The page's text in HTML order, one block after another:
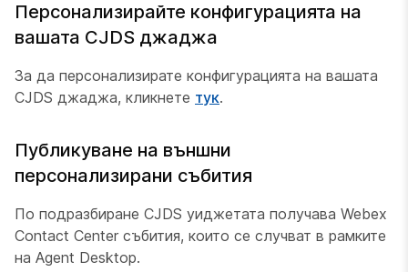
Персонализирайте конфигурацията на
вашата CJDS джаджа
За да персонализирате конфигурацията на вашата
CJDS джаджа, кликнете тук.
Публикуване на външни
персонализирани събития
По подразбиране CJDS уиджетата получава Webex
Contact Center събития, които се случват в рамките
на Agent Desktop.